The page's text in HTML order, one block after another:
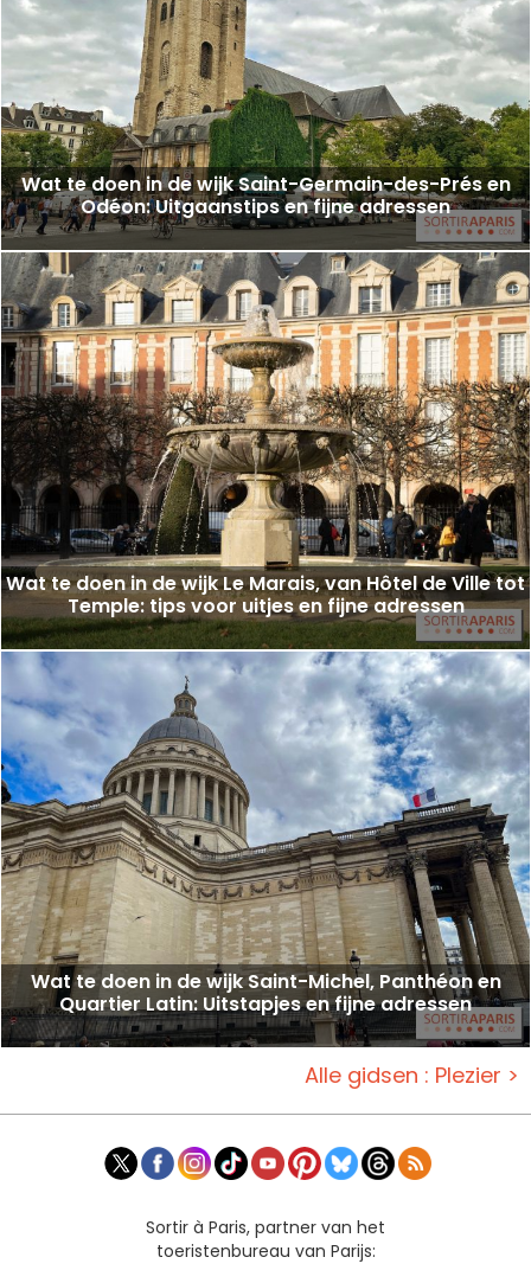
Wat te doen in de wijk Saint-Germain-des-Prés en
Odéon: Uitgaanstips en fijne adressen
Wat te doen in de wijk Le Marais, van Hôtel de Ville tot
Temple: tips voor uitjes en fijne adressen
Wat te doen in de wijk Saint-Michel, Panthéon en
Quartier Latin: Uitstapjes en fijne adressen
Alle gidsen : Plezier >
Sortir à Paris, partner van het
toeristenbureau van Parijs: